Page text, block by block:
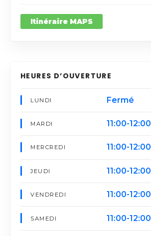
Itinéraire MAPS
HEURES D’OUVERTURE
LUNDI Fermé
MARDI 11:00-12:00
MERCREDI 11:00-12:00
JEUDI 11:00-12:00
VENDREDI 11:00-12:00
SAMEDI 11:00-12:00